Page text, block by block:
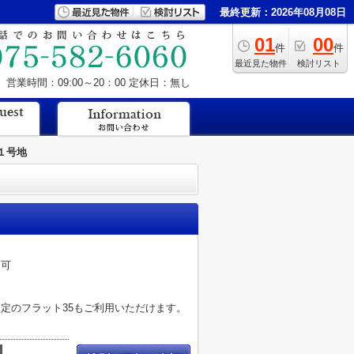
最終更新：2026年08月08日
01件
最近見た物件
00件
検討リスト
営業時間：09:00～20：00 定休日：無し
号地
のフラット35もご利用いただけます。